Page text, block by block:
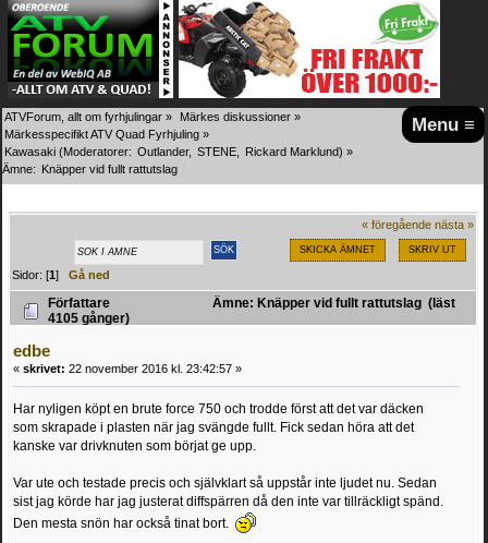
Menu ≡
ATVForum, allt om fyrhjulingar » Märkes diskussioner »
Märkesspecifikt ATV Quad Fyrhjuling »
Kawasaki (Moderatorer: Outlander, STENE Rickard Marklund) »
Ämne: Knäpper vid fullt rattutslag
« föregående nästa »
SKICKA ÄMNET SKRIV UT
Sidor: [1]Gå ned
Författare
Ämne: Knäpper vid fullt rattutslag (läst
4105 gånger)
edbe
« skrivet: 22 november 2016 kl. 23:42:57 »
Har nyligen köpt en brute force 750 och trodde först att det var däcken
som skrapade i plasten när jag svängde fullt. Fick sedan höra att det
kanske var drivknuten som börjat ge upp.
Var ute och testade precis och självklart så uppstår inte ljudet nu. Sedan
sist jag körde har jag justerat diffspärren då den inte var tillräckligt spänd.
Den mesta snön har också tinat bort.